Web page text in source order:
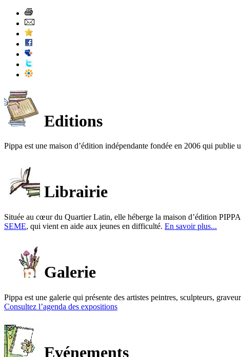
Editions
Pippa est une maison d’édition indépendante fondée en 2006 qui publie
Librairie
Située au cœur du Quartier Latin, elle héberge la maison d’édition
SEME, qui vient en aide aux jeunes en difficulté. En savoir plus...
Galerie
Pippa est une galerie qui présente des artistes peintres, sculpteurs,
Consultez l’agenda des expositions
Evénements